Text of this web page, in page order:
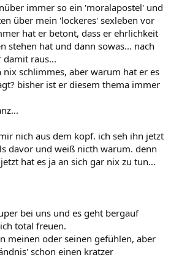
immer so ein 'moralapostel' und
über mein 'lockeres' sexleben vor
hat er betont, dass er ehrlichkeit
stehen hat und dann sowas... nach
raus...
schlimmes, aber warum hat er es
bisher ist er diesem thema immer
nich aus dem kopf. ich seh ihn jetzt
davor und weiß nicth warum. denn
hat es ja an sich gar nix zu tun...
bei uns und es geht bergauf
total freuen.
meinen oder seinen gefühlen, aber
schon einen kratzer